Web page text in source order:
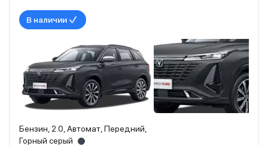
В наличии
Бензин, 2.0, Автомат, Передний,
Горный серый